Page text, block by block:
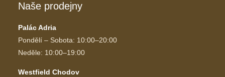
Naše prodejny
Palác Adria
Pondělí – Sobota: 10:00–20:00
Neděle: 10:00–19:00
Westfield Chodov